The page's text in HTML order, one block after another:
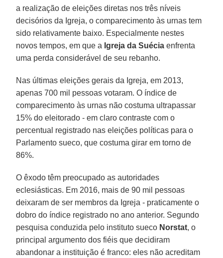
a realização de eleições diretas nos três níveis
decisórios da Igreja, o comparecimento às urnas tem
sido relativamente baixo. Especialmente nestes
novos tempos, em que a Igreja da Suécia enfrenta
uma perda considerável de seu rebanho.
Nas últimas eleições gerais da Igreja, em 2013,
apenas 700 mil pessoas votaram. O índice de
comparecimento às urnas não costuma ultrapassar
15% do eleitorado - em claro contraste com o
percentual registrado nas eleições políticas para o
Parlamento sueco, que costuma girar em torno de
86%.
O êxodo têm preocupado as autoridades
eclesiásticas. Em 2016, mais de 90 mil pessoas
deixaram de ser membros da Igreja - praticamente o
dobro do índice registrado no ano anterior. Segundo
pesquisa conduzida pelo instituto sueco Norstat, o
principal argumento dos fiéis que decidiram
abandonar a instituição é franco: eles não acreditam